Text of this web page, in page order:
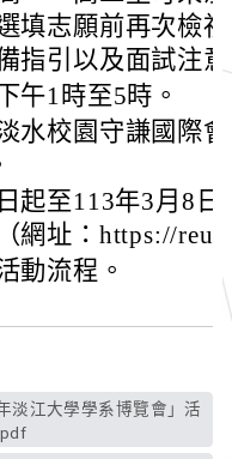
填志願前再次檢
指引以及面試注
午1時至5時。
水校園守謙國際
起至113年3月8
網址：https://
動流程。